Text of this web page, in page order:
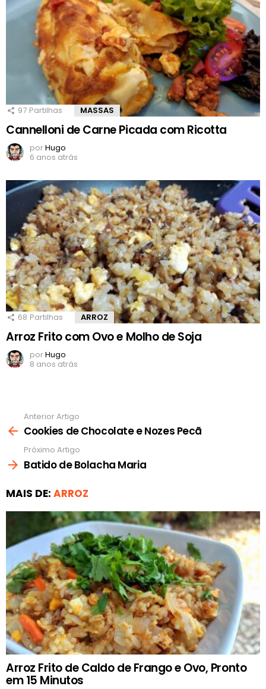
97 Partilhas MASSAS
Cannelloni de Carne Picada com Ricotta
porHugo
6 anos atrás
68 Partilhas ARROZ
Arroz Frito com Ovo e Molho de Soja
porHugo
8 anos atrás
mais
Anterior Artigo
Cookies de Chocolate e Nozes Pecã
Próximo Artigo
Batido de Bolacha Maria
MAIS DE: ARROZ
Arroz Frito de Caldo de Frango e Ovo, Pronto
em 15 Minutos